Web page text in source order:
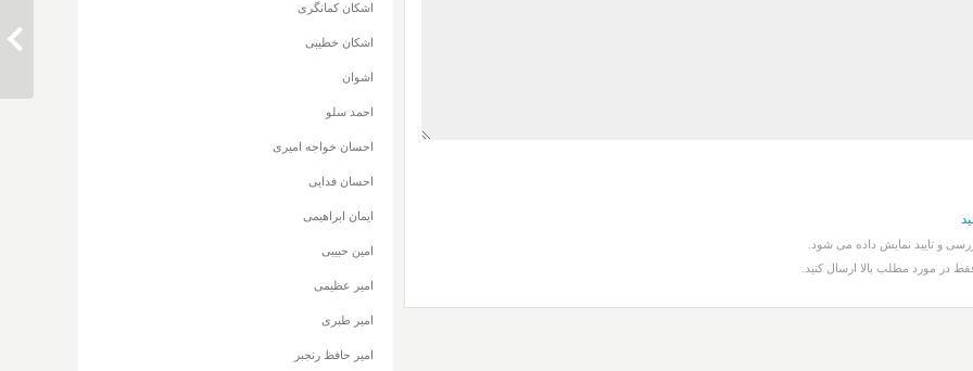
و تایید نمایش داده می شود.
در مورد مطلب بالا ارسال کنید.
اشکان کمانگری
اشکان خطیبی
اشوان
احمد سلو
احسان خواجه امیری
احسان فدایی
ایمان ابراهیمی
امین حبیبی
امیر عظیمی
امیر طبری
امیر حافظ رنجبر